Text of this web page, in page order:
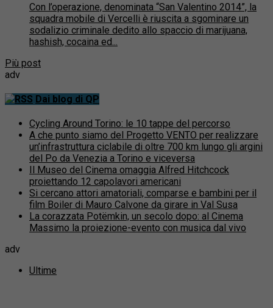
Con l’operazione, denominata “San Valentino 2014”, la
squadra mobile di Vercelli è riuscita a sgominare un
sodalizio criminale dedito allo spaccio di marijuana,
hashish, cocaina ed...
Più post
adv
Dai blog di QP
Cycling Around Torino: le 10 tappe del percorso
A che punto siamo del Progetto VENTO per realizzare
un’infrastruttura ciclabile di oltre 700 km lungo gli argini
del Po da Venezia a Torino e viceversa
Il Museo del Cinema omaggia Alfred Hitchcock
proiettando 12 capolavori americani
Si cercano attori amatoriali, comparse e bambini per il
film Boiler di Mauro Calvone da girare in Val Susa
La corazzata Potëmkin, un secolo dopo: al Cinema
Massimo la proiezione-evento con musica dal vivo
adv
Ultime